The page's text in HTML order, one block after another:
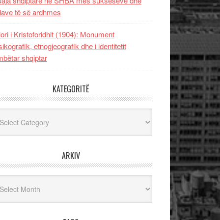
të së ardhmes
i Kristoforidhit (1904): Monument
etnogjeografik dhe i identitetit
shqiptar
KATEGORITË
ARKIV